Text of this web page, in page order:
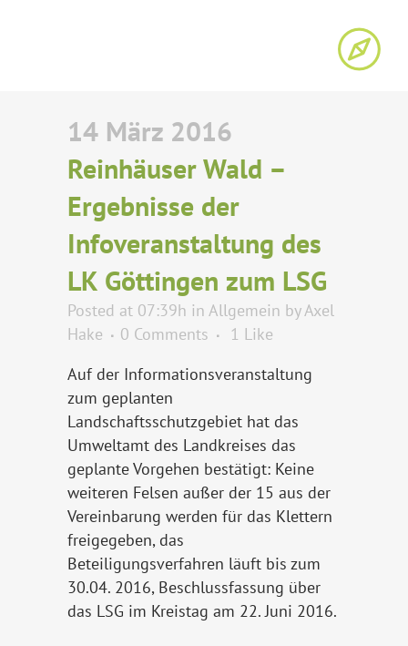
14 März 2016
Reinhäuser Wald –
Ergebnisse der
Infoveranstaltung des
LK Göttingen zum LSG
Posted at 07:39h in Allgemein byAxel
Hake
0 Comments 1 Like
Auf der Informationsveranstaltung
zum geplanten
Landschaftsschutzgebiet hat das
Umweltamt des Landkreises das
geplante Vorgehen bestätigt: Keine
weiteren Felsen außer der 15 aus der
Vereinbarung werden für das Klettern
freigegeben, das
Beteiligungsverfahren läuft bis zum
30.04. 2016, Beschlussfassung über
das LSG im Kreistag am 22. Juni 2016.